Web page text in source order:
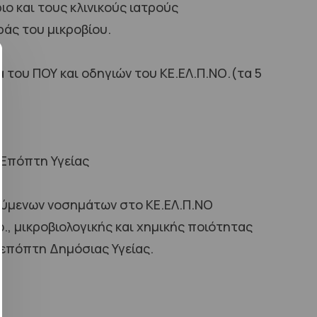
και τους κλινικούς ιατρούς
του μικροβίου.
του ΠΟΥ και οδηγιών του ΚΕ.ΕΛ.Π.ΝΟ.(τα 5
Υγείας
νοσημάτων στο ΚΕ.ΕΛ.Π.ΝΟ
και χημικής ποιότητας
Δημόσιας Υγείας.